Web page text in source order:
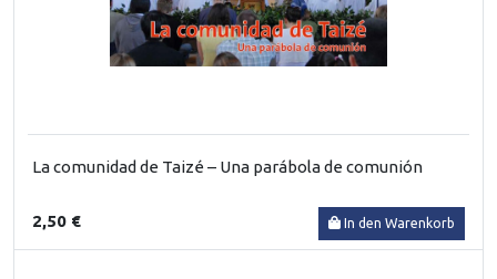
La comunidad de Taizé – Una parábola de comunión
2,50 € In den Warenkorb